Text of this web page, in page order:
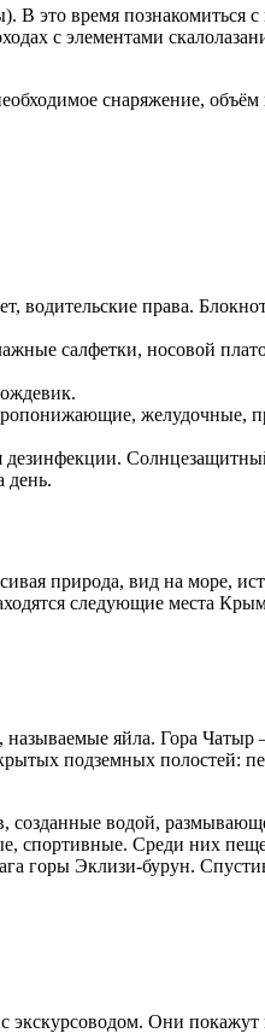
это время познакомиться
с элементами
снаряжение,
водительские права.
салфетки, носовой
желудочные,
дезинфекции.
день.
природа, вид на море,
следующие места
яйла. Гора Чатыр
подземных полостей:
созданные водой,
спортивные. Среди них
Эклизи-бурун.
Они покажут